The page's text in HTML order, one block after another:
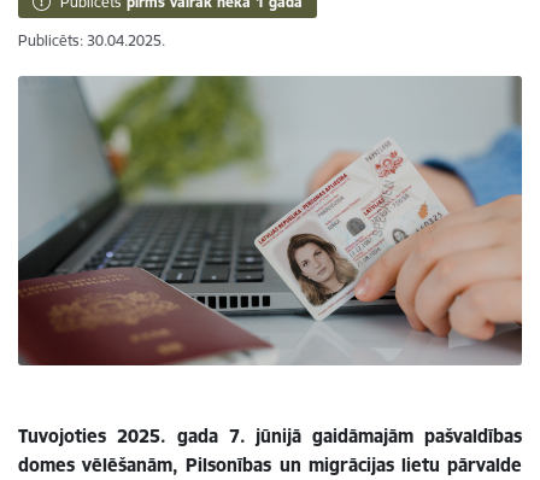
Publicēts: 30.04.2025.
Tuvojoties 2025. gada 7. jūnijā gaidāmajām pašvaldības
domes vēlēšanām, Pilsonības un migrācijas lietu pārvalde